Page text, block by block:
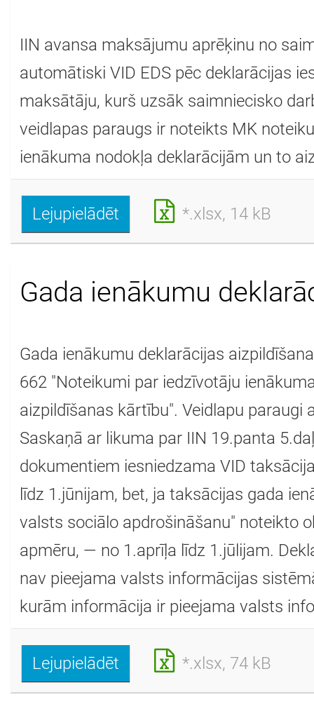
IIN avansa maksājumu aprēķinu no
automātiski VID EDS pēc deklarācijas
maksātāju, kurš uzsāk saimniecisko
veidlapas paraugs ir noteikts MK
ienākuma nodokļa deklarācijām un to
Lejupielādēt *.xlsx, 14 kB
Gada ienākumu
Gada ienākumu deklarācijas
662 "Noteikumi par iedzīvotāju
aizpildīšanas kārtību". Veidlapu
Saskaņā ar likuma par IIN 19.panta
dokumentiem iesniedzama VID
līdz 1.jūnijam, bet, ja taksācijas gada
valsts sociālo apdrošināšanu" noteikto
apmēru, — no 1.aprīļa līdz 1.jūlijam.
nav pieejama valsts informācijas
kurām informācija ir pieejama valsts
Lejupielādēt *.xlsx, 74 kB